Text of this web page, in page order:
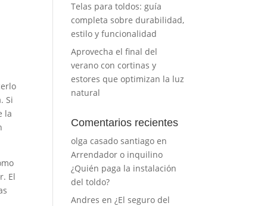
Si
la
El
Telas para toldos: guía
completa sobre durabilidad,
estilo y funcionalidad
Aprovecha el final del
verano con cortinas y
estores que optimizan la luz
natural
Comentarios recientes
olga casado santiago en
Arrendador o inquilino
¿Quién paga la instalación
del toldo?
Andres en¿El seguro del